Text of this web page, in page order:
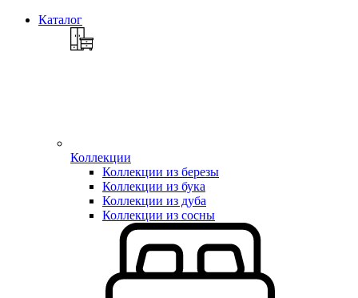
Каталог
Коллекции
Коллекции из березы
Коллекции из бука
Коллекции из дуба
Коллекции из сосны